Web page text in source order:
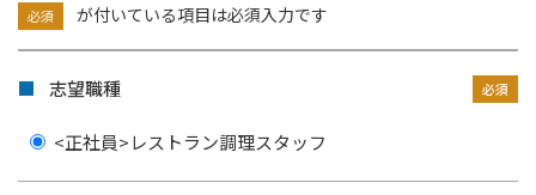
必須 が付いている項目は必須入力です
志望職種
<正社員>レストラン調理スタッフ